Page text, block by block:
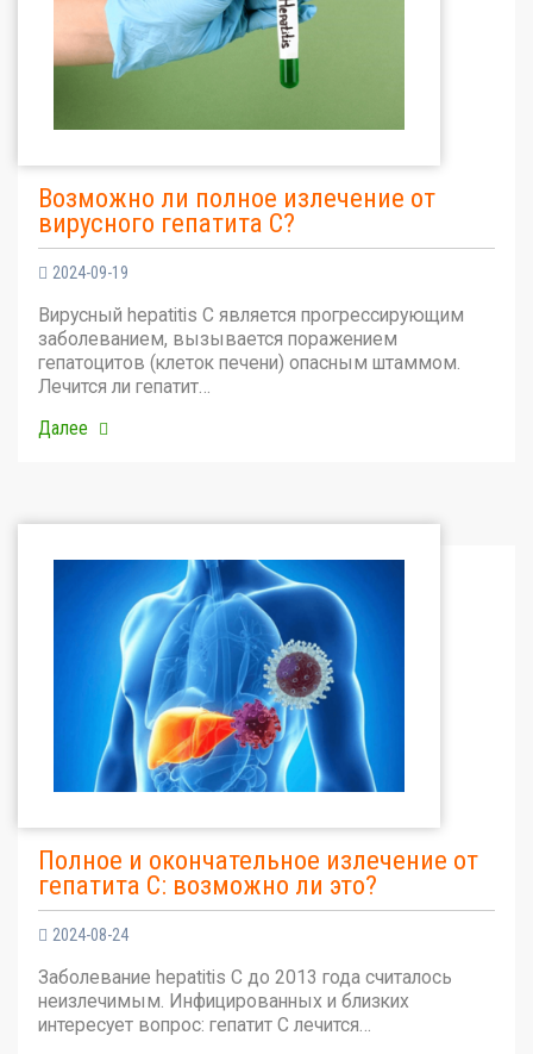
Возможно ли полное излечение от
вирусного гепатита С?
2024-09-19
Вирусный hepatitis C является прогрессирующим
заболеванием, вызывается поражением
гепатоцитов (клеток печени) опасным штаммом.
Лечится ли гепатит…
Далее
Полное и окончательное излечение от
гепатита С: возможно ли это?
2024-08-24
Заболевание hepatitis C до 2013 года считалось
неизлечимым. Инфицированных и близких
интересует вопрос: гепатит С лечится…